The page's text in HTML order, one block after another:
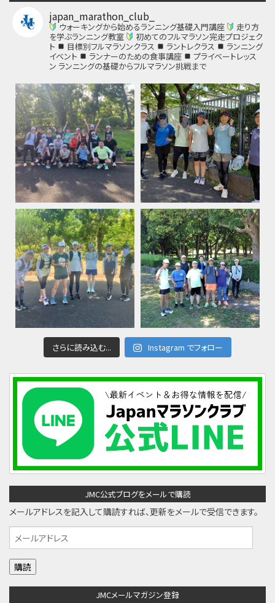
japan_marathon_club_
ウォーキングから始めるランニング基礎入門講座
走り方
を学ぶランニング教室
初めてのフルマラソン完走プロジェク
ト
目標別フルマラソンクラス ラントレクラス
ランニング
イベント
ランナーのための食事講座
プライベートレッス
ン ランニングの基礎からフルマラソン挑戦まで
さらに読み込む... Instagram でフォロー
JMC公式ブログをメールで購読
メールアドレスを記入して購読すれば、更新をメールで受信できます。
メ
ー
ル
JMCメールマガジン登録